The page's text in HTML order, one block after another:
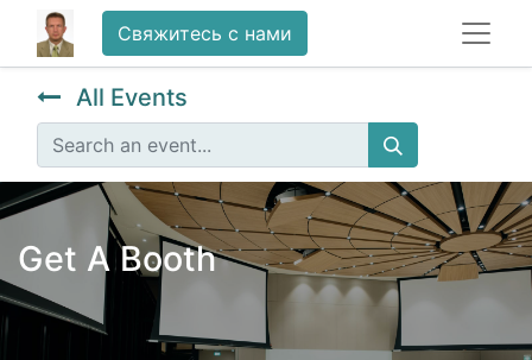
Свяжитесь с нами
All Events
Get A Booth